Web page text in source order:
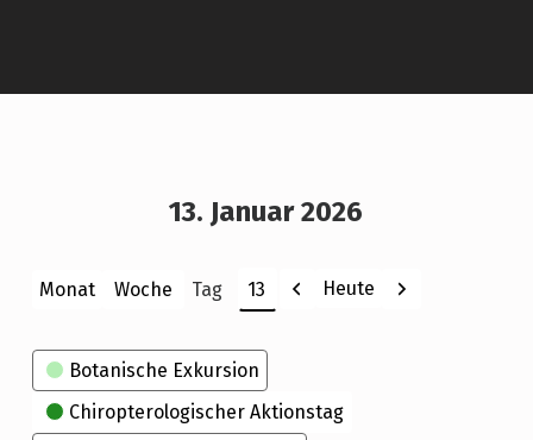
13. Januar 2026
Monat Woche Tag
Monat
Tag
Jahr
Zurück
Heute Weiter
Kategorien
Botanische Exkursion
Chiropterologischer Aktionstag